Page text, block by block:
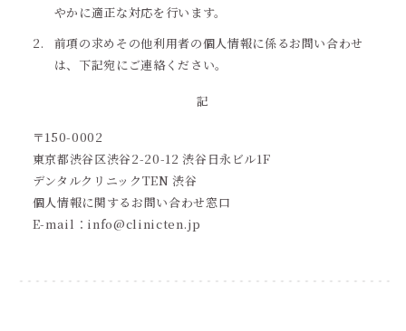
やかに適正な対応を行います。
前項の求めその他利用者の個人情報に係るお問い合わせ
は、下記宛にご連絡ください。
記
〒150-0002
東京都渋谷区渋谷2-20-12 渋谷日永ビル1F
デンタルクリニックTEN 渋谷
個人情報に関するお問い合わせ窓口
E-mail：info@clinicten.jp